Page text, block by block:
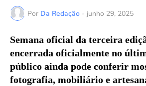
Por Da Redação - junho 29, 2025
Semana oficial da terceira
encerrada oficialmente no
público ainda pode conferir
fotografia, mobiliário e